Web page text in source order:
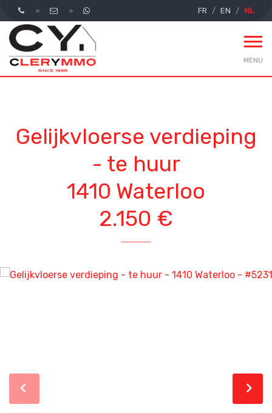
FR EN NL
MENU
Gelijkvloerse verdieping
- te huur
1410 Waterloo
2.150 €